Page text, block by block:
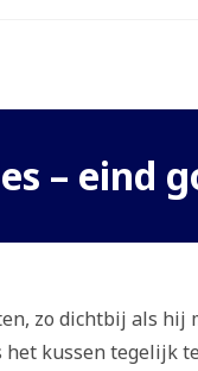
– eind
zo dichtbij als hij
kussen tegelijk